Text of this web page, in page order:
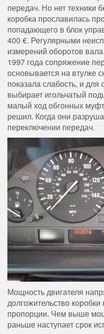
передач. Но нет техники
коробка прославилась
попадающего в блок
400 €. Регулярными
измерений оборотов
1997 года сопряжение
основывается на втулке
показала слабость, и
выбирает игольчатый
малый ход обгонных
решил. Когда они
переключении передач.
Мощность двигателя
долгожительство
пропорции. Чем выше
раньше наступает срок